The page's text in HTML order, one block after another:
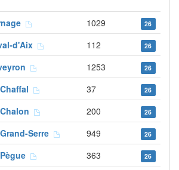
1029 26
d'Aix 112 26
1253 26
37 26
200 26
Serre 949 26
363 26